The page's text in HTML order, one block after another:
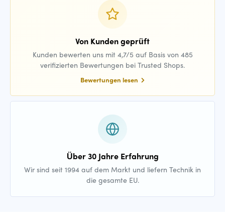
Von Kunden geprüft
Kunden bewerten uns mit 4,7/5 auf Basis von 485
verifizierten Bewertungen bei Trusted Shops.
Bewertungen lesen
Über 30 Jahre Erfahrung
Wir sind seit 1994 auf dem Markt und liefern Technik in
die gesamte EU.